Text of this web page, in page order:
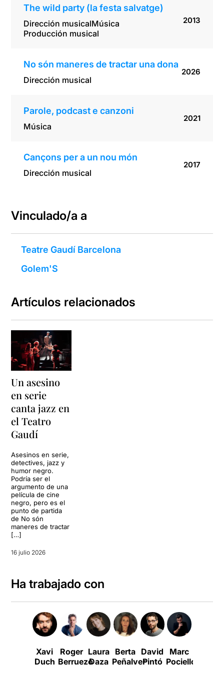
The wild party (la festa salvatge)
Dirección musicalMúsica
Producción musical
2013
No són maneres de tractar una dona
Dirección musical
2026
Parole, podcast e canzoni
Música
2021
Cançons per a un nou món
Dirección musical
2017
Vinculado/a a
Teatre Gaudí Barcelona
Golem'S
Artículos relacionados
Un asesino
en serie
canta jazz en
el Teatro
Gaudí
Asesinos en serie,
detectives, jazz y
humor negro.
Podría ser el
argumento de una
película de cine
negro, pero es el
punto de partida
de No són
maneres de tractar
[…]
16 julio 2026
Ha trabajado con
Xavi
Duch
Roger
Berruezo
Laura
Daza
Berta
Peñalver
David
Pintó
Marc
Pociello